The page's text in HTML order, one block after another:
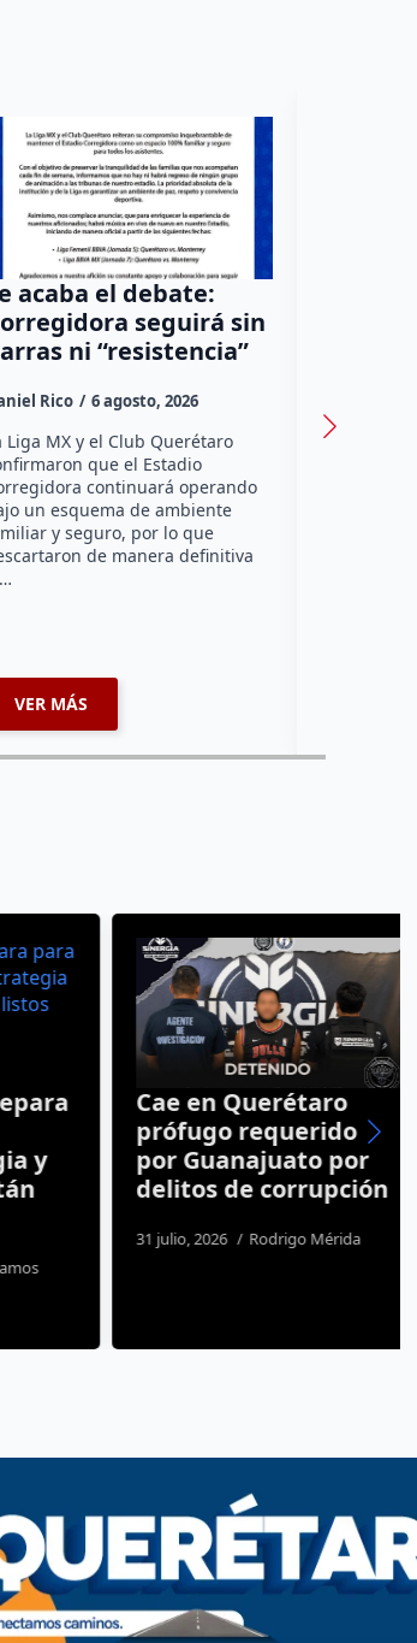
acaba el debate:
seguirá sin
ni “resistencia”
Rico 6 agosto, 2026
Liga MX y el Club Querétaro
que el Estadio
continuará operando
un esquema de ambiente
y seguro, por lo que
de manera definitiva
VER MÁS
Susana
y
Cae en Querétaro
prófugo requerido
por Guanajuato por
delitos de corrupción
31 julio, 2026 Rodrigo Mérida